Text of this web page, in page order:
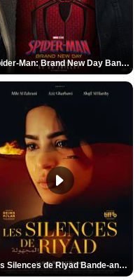
Spider-Man: Brand New Day Bande-annonce VO STFR
Les Silences de Riyad Bande-annonce VO STFR